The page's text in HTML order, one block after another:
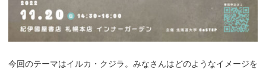
今回のテーマはイルカ・クジラ。みなさんはどのようなイメージを